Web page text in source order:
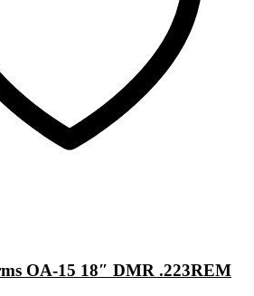
OA-15 18″ DMR .223REM